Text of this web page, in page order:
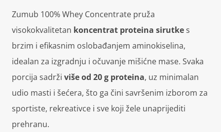
Zumub 100% Whey Concentrate pruža
visokokvalitetan koncentrat proteina sirutke s
brzim i efikasnim oslobađanjem aminokiselina,
idealan za izgradnju i očuvanje mišićne mase. Svaka
porcija sadrži više od 20 g proteina, uz minimalan
udio masti i šećera, što ga čini savršenim izborom za
sportiste, rekreativce i sve koji žele unaprijediti
prehranu.